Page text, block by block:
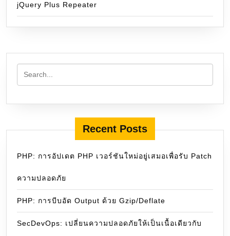
jQuery Plus Repeater
Recent Posts
PHP: การอัปเดต PHP เวอร์ชันใหม่อยู่เสมอเพื่อรับ Patch
ความปลอดภัย
PHP: การบีบอัด Output ด้วย Gzip/Deflate
SecDevOps: เปลี่ยนความปลอดภัยให้เป็นเนื้อเดียวกับ